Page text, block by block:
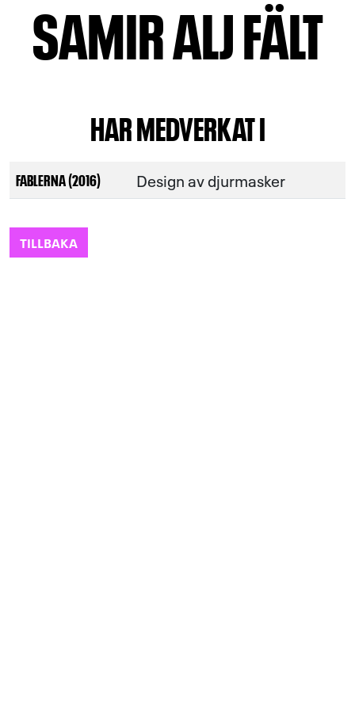
SAMIR ALJ FÄLT
HAR MEDVERKAT I
FABLERNA (2016) Design av djurmasker
TILLBAKA